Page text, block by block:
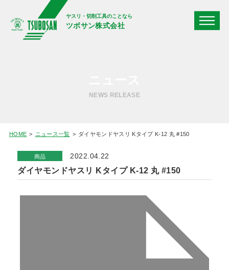
ヤスリ・切削工具のことなら
ツボサン株式会社
NEWS RELEASE
HOME ニュース一覧 ダイヤモンドヤスリ Kタイプ K-12 丸 #150
商品 2022.04.22
ダイヤモンドヤスリ Kタイプ K-12 丸 #150